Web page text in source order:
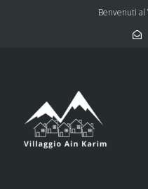
Benvenuti al